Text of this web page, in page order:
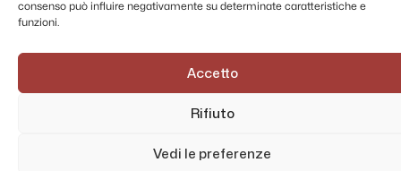
consenso può influire negativamente su determinate caratteristiche e
funzioni.
Accetto
Rifiuto
Vedi le preferenze